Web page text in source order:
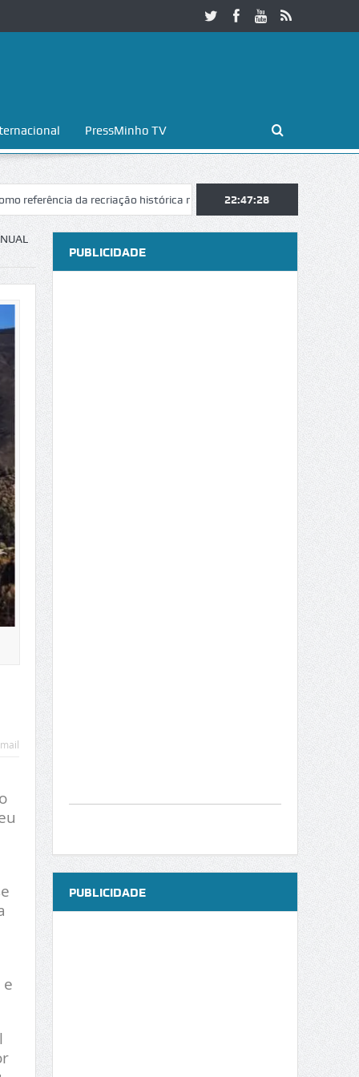
PressMinho TV
da recriação histórica no Norte do país Noite Branca de Braga
22:47:29
PUBLICIDADE
PUBLICIDADE